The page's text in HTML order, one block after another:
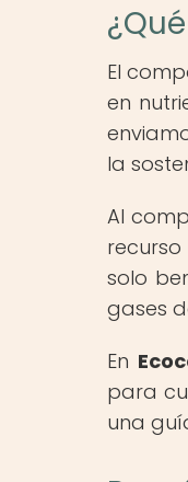
El
en
la
Al
solo
gases
En
para
una